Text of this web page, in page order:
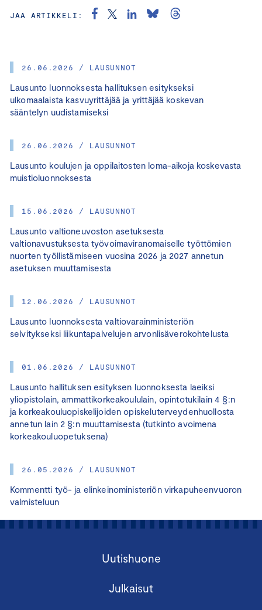
26.06.2026 / LAUSUNNOT
Lausunto luonnoksesta hallituksen esitykseksi
ulkomaalaista kasvuyrittäjää ja yrittäjää koskevan
sääntelyn uudistamiseksi
26.06.2026 / LAUSUNNOT
Lausunto koulujen ja oppilaitosten loma-aikoja koskevasta
muistioluonnoksesta
15.06.2026 / LAUSUNNOT
Lausunto valtioneuvoston asetuksesta
valtionavustuksesta työvoimaviranomaiselle työttömien
nuorten työllistämiseen vuosina 2026 ja 2027 annetun
asetuksen muuttamisesta
12.06.2026 / LAUSUNNOT
Lausunto luonnoksesta valtiovarainministeriön
selvitykseksi liikuntapalvelujen arvonlisäverokohtelusta
01.06.2026 / LAUSUNNOT
Lausunto hallituksen esityksen luonnoksesta laeiksi
yliopistolain, ammattikorkeakoululain, opintotukilain 4 §:n
ja korkeakouluopiskelijoiden opiskeluterveydenhuollosta
annetun lain 2 §:n muuttamisesta (tutkinto avoimena
korkeakouluopetuksena)
26.05.2026 / LAUSUNNOT
Kommentti työ- ja elinkeinoministeriön virkapuheenvuoron
valmisteluun
JAA ARTIKKELI:
Uutishuone
Julkaisut